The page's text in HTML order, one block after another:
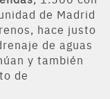
de Madrid
hace justo
de aguas
y también
de